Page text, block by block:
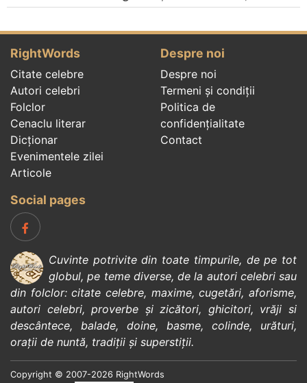
RightWords
Citate celebre
Autori celebri
Folclor
Cenaclu literar
Dicționar
Evenimentele zilei
Articole
Despre noi
Despre noi
Termeni și condiții
Politica de
confidenţialitate
Contact
Social pages
Cuvinte potrivite din toate timpurile, de pe tot
globul, pe teme diverse, de la autori celebrisau
din folclor:citate celebre, maxime,cugetări,aforisme,
autori celebri,proverbe și zicători, ghicitori, vrăji si
descântece, balade, doine, basme, colinde, urături,
orații de nuntă, tradiții și superstiții.
Copyright © 2007-2026 RightWords